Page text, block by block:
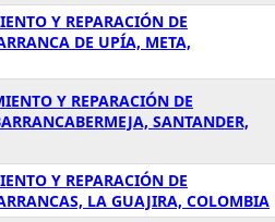
Y REPARACIÓN DE
DE UPÍA, META,
Y REPARACIÓN DE
SANTANDER,
Y REPARACIÓN DE
LA GUAJIRA, COLOMBIA